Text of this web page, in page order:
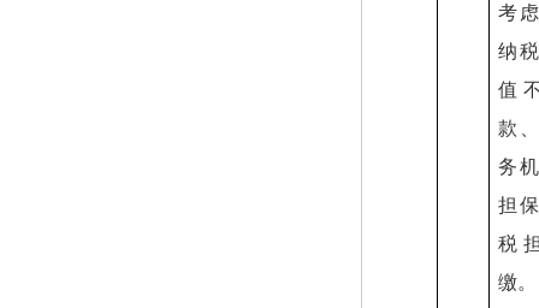
考
纳
值
款
务
担
税
缴。